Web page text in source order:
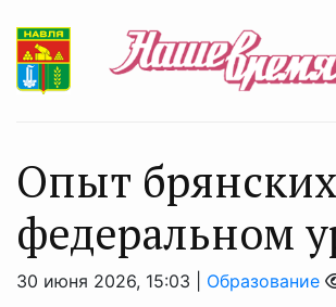
Опыт
федеральном
30 июня 2026, 15:03 | Образование